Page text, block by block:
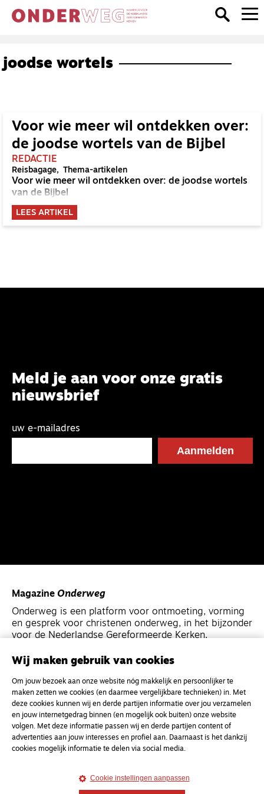
joodse wortels
Voor wie meer wil ontdekken over:
de joodse wortels van de Bijbel
REDACTIE
Reisbagage Thema-artikelen
Voor wie meer wil ontdekken over: de joodse wortels
van de Bijbel
LEES ARTIKEL
Meld je aan voor onze gratis
nieuwsbrief
uw e-mailadres
Magazine Onderweg
Onderweg is een platform voor ontmoeting, vorming
en gesprek voor christenen onderweg, in het bijzonder
voor de Nederlandse Gereformeerde Kerken.
MagazineOnderweg
Kvk-nummer 33277063
NL46 INGB 0117 5827 86
info@onderwegonline.nl
Wij maken gebruik van cookies
Om jouw bezoek aan onze website nóg makkelijk en persoonlijker te
maken zetten we cookies (en daarmee vergelijkbare technieken) in. Met
deze cookies kunnen wij en derde partijen informatie over jou verzamelen
en jouw internetgedrag binnen (en mogelijk ook buiten) onze website
volgen. Met deze informatie passen wij en derde partijen content of
advertenties aan jouw interesses en profiel aan. Daarnaast is het dankzij
cookies mogelijk informatie te delen via social media.
Cookie instellingen aanpassen